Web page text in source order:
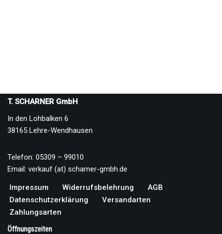
T. SCHARNER GmbH
In den Lohbalken 6
38165 Lehre-Wendhausen
Telefon: 05309 – 99010
Email: verkauf (at) scharner-gmbh.de
Impressum Widerrufsbelehrung
AGB
Datenschutzerklärung
Versandarten
Zahlungsarten
Öffnungszeiten